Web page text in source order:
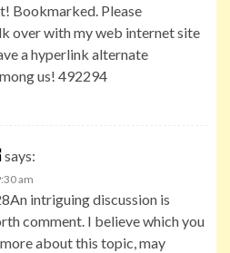
Bookmarked. Please
over with my web internet site
a hyperlink alternate
us! 492294
says:
am
intriguing discussion is
comment. I believe which you
about this topic, may